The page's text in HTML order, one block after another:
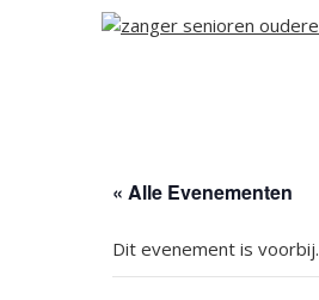
« Alle Evenementen
Dit evenement is voorbij.